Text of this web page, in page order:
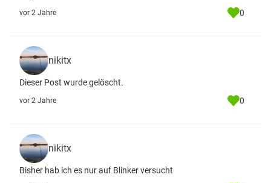
vor 2 Jahre 0
nikitx
Dieser Post wurde gelöscht.
vor 2 Jahre 0
nikitx
Bisher hab ich es nur auf Blinker versucht